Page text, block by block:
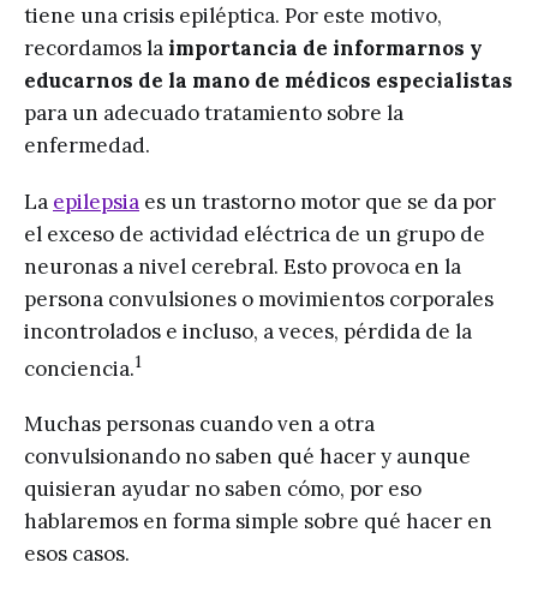
tiene una crisis epiléptica. Por este motivo,
recordamos laimportancia de informarnos y
educarnos de la mano de médicos especialistas
para un adecuado tratamiento sobre la
enfermedad.
La epilepsia es un trastorno motor que se da por
el exceso de actividad eléctrica de un grupo de
neuronas a nivel cerebral. Esto provoca en la
persona convulsiones o movimientos corporales
incontrolados e incluso, a veces, pérdida de la
conciencia.1
Muchas personas cuando ven a otra
convulsionando no saben qué hacer y aunque
quisieran ayudar no saben cómo, por eso
hablaremos en forma simple sobre qué hacer en
esos casos.